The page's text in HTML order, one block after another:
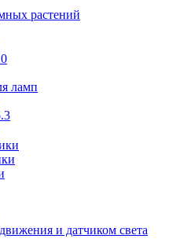
растений
ламп
и датчиком света